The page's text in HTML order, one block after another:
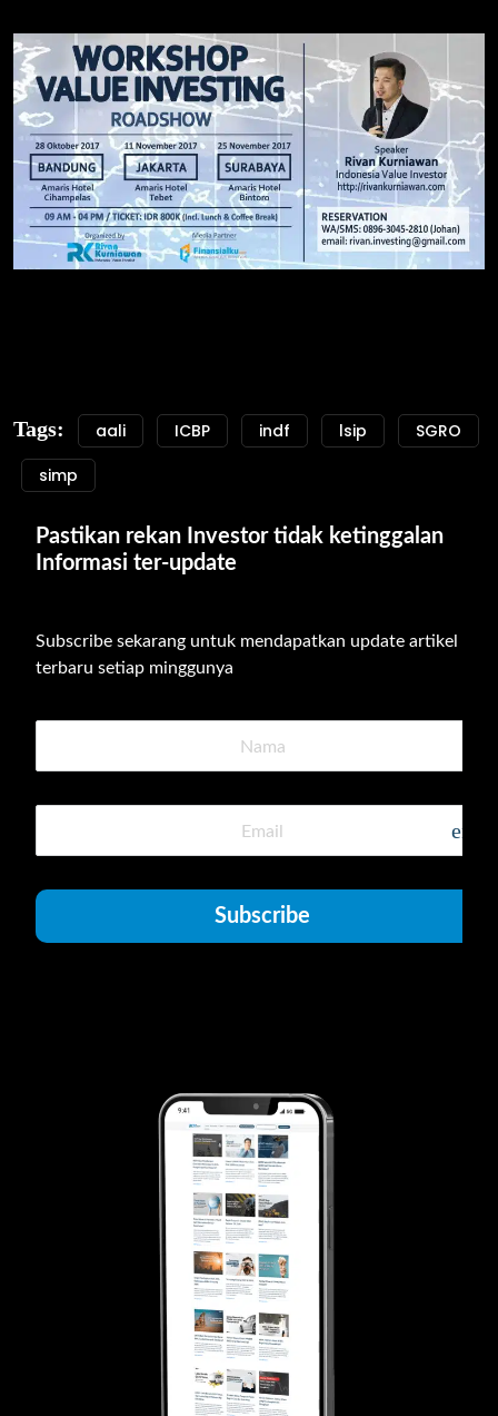
Tags: aali ICBP indf lsip
SGRO
simp
Pastikan rekan Investor tidak ketinggalan
Informasi ter-update
Subscribe sekarang untuk mendapatkan update artikel
terbaru setiap minggunya
Subscribe